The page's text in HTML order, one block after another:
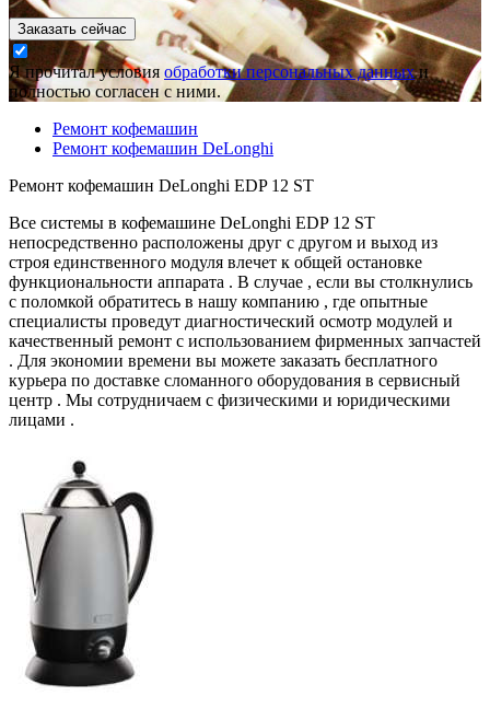
Заказать сейчас
Я прочитал условия обработки персональных данныхи
полностью согласен с ними.
Ремонт кофемашин
Ремонт кофемашин DeLonghi
Ремонт кофемашин DeLonghi EDP 12 ST
Все системы в кофемашине DeLonghi EDP 12 ST
непосредственно расположены друг с другом и выход из
строя единственного модуля влечет к общей остановке
функциональности аппарата . В случае , если вы столкнулись
с поломкой обратитесь в нашу компанию , где опытные
специалисты проведут диагностический осмотр модулей и
качественный ремонт с использованием фирменных запчастей
. Для экономии времени вы можете заказать бесплатного
курьера по доставке сломанного оборудования в сервисный
центр . Мы сотрудничаем с физическими и юридическими
лицами .